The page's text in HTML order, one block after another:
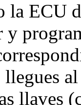
la ECU
llaves